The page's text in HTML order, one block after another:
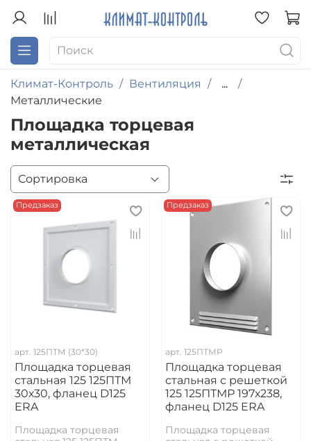
Климат-Контроль Вентиляция
...
Металлические
Площадка торцевая
металлическая
Предзаказ
арт. 125ПТМ (30*30)
Площадка торцевая
стальная 125 125ПТМ
30х30, фланец D125
ERA
Площадка торцевая
Предзаказ
арт. 125ПТМР
Площадка торцевая
стальная с решеткой
125 125ПТМР 197х238,
фланец D125 ERA
Площадка торцевая